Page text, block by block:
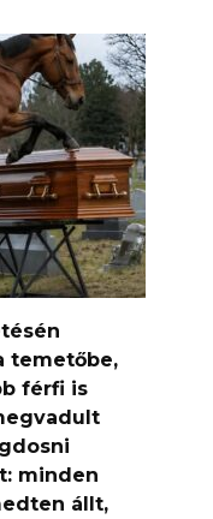
temetőbe,
férfi is
minden
állt,